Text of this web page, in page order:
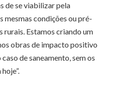
de se viabilizar pela
mesmas condições ou pré-
rurais. Estamos criando um
obras de impacto positivo
de saneamento, sem os